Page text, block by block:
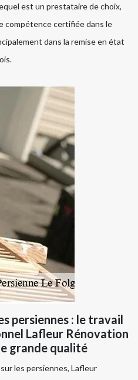
est un prestataire de choix,
compétence certifiée dans le
dans la remise en état
persiennes : le travail
Lafleur Rénovation
grande qualité
les persiennes, Lafleur